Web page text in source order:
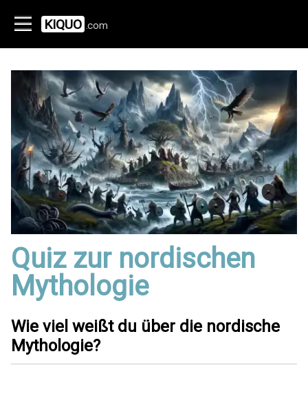
KIQUO .com
Quiz zur nordischen
Mythologie
Wie viel weißt du über die nordische
Mythologie?